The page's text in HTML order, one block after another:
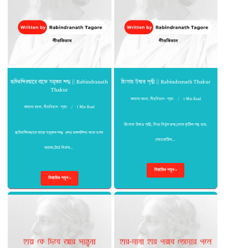
হৃদিমন্দিরদ্বারে বাজে সমুঙ্গল শঙ্খ || Rabindranath
Thakur
অন্যান্য রচনা,গীতবিতান - পূজা 1 Min Read
হৃদিমন্দিরদ্বারে বাজে সমুঙ্গল শঙ্খ ॥শত মঙ্গলশিখা করে ভবন
আলো,উঠে নির্মল…
বিস্তারিত পড়ুন »
হিংসায় উন্মত্ত পৃথ্বী || Rabindranath Thakur
অন্যান্য রচনা , গীতবিতান - পূজা 1 Min Read
হিংসায় উন্মত্ত পৃথ্বী, নিত্য নিঠুর দ্বন্দ্ব;ঘোর কুটিল পন্থ তার,
লোভজটিল…
বিস্তারিত পড়ুন »